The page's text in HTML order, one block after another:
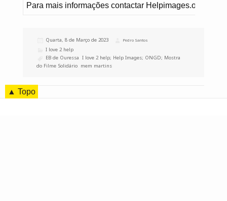
Para mais informações contactar Helpimages.org
Publicado
Quarta, 8 de Março de 2023 Autor
Pedro Santos
Categorias
I love 2 help
Etiquetas
EB de Ouressa ,I love 2 help; Help Images; ONGD; Mostra
do Filme Solidário mem martins
▲ Topo